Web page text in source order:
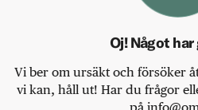
Oj! Något
Vi ber om ursäkt och försöker
vi kan, håll ut! Har du frågor